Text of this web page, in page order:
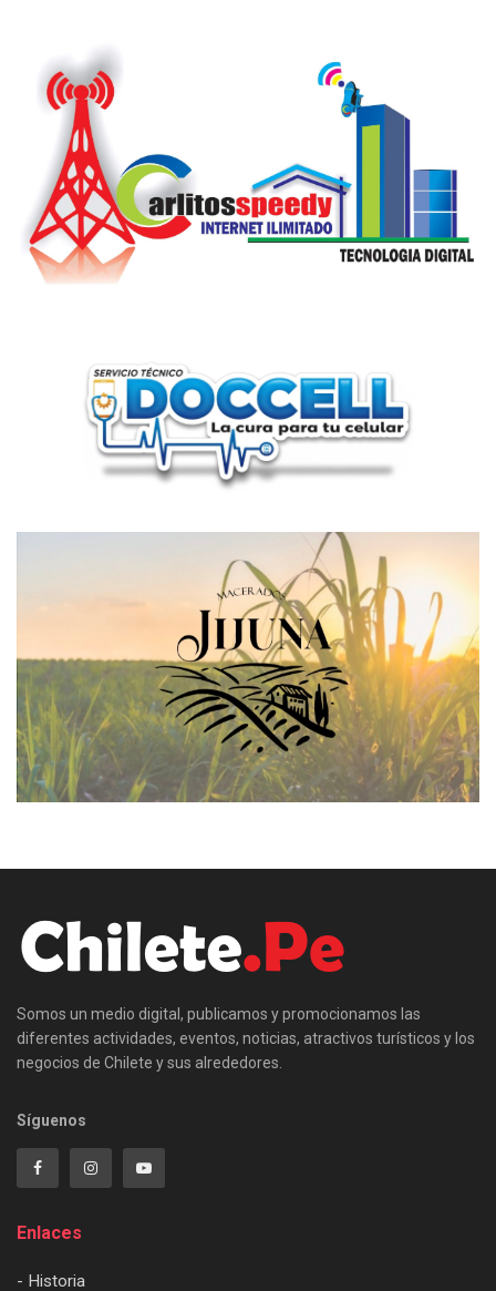
Somos un medio digital, publicamos y promocionamos las
diferentes actividades, eventos, noticias, atractivos turísticos y los
negocios de Chilete y sus alrededores.
Síguenos
Enlaces
- Historia